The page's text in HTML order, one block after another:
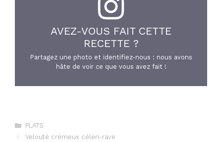
AVEZ-VOUS FAIT CETTE
RECETTE ?
Partagez une photo et identifiez-nous : nous avons
hâte de voir ce que vous avez fait !
Catégories
PLATS
Velouté crémeux céleri-rave